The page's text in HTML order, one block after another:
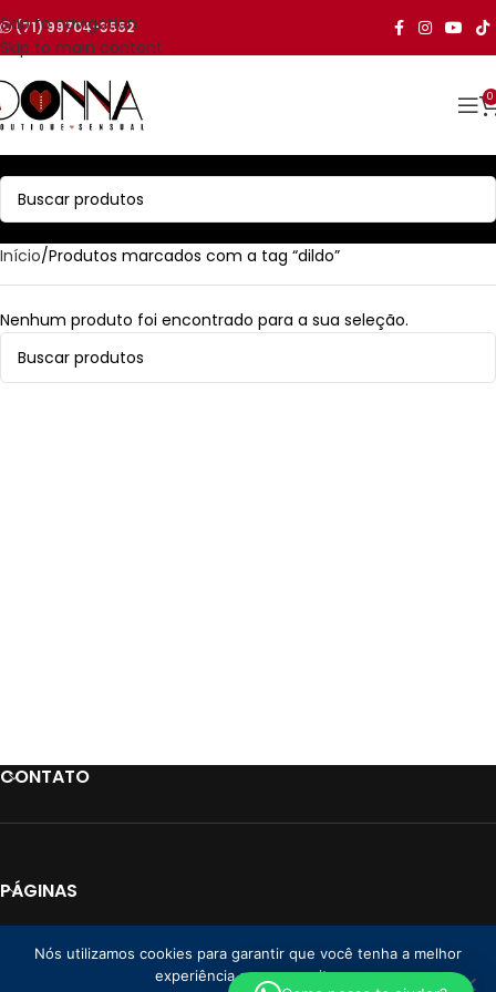
Skip to navigation
Skip to main content
(71) 99704-3552
0
Início Produtos marcados com a tag “dildo”
Nenhum produto foi encontrado para a sua seleção.
CONTATO
PÁGINAS
Nós utilizamos cookies para garantir que você tenha a melhor
experiência em nosso site.